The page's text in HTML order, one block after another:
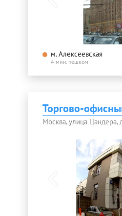
м. Алексеевская
4 мин. пешком
Торгово-
Москва, улица Цандера,